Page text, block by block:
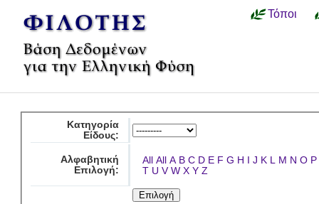
Τόποι
Κατηγορία
Είδους:
Αλφαβητική
Επιλογή:
All All A B C D E F G H I J K L M N O P
T U V W X Y Z